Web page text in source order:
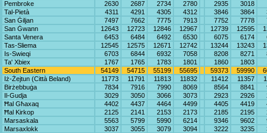
Pembroke
2630 2687 2734 2780 2935
3018
Tal-Pietà
4311 4291 4305 4312 3846 3864
San Ġiljan
7497 7662 7775 7913 7752 7778
San Ġwann
12643 12723 12846 12967 12739 12595
Santa Venera
6453 6484 6492 6530 6075 6174
Tas-Sliema
12545 12575 12671 12742 13244 13243
Is-Swieqi
6703 6844 6932 7058 8208 8271
Ta' Xbiex
1767 1765 1783 1801 1860 1803
South Eastern
54149 54715 55199 55695 59373 59990
Iż-Żejtun (Città Beland)
11773 11791 11813 11832 11412 11357
Birżebbuġa
7834 7916 7990 8069 8564 8841
Il-Gudja
3029 3050 3066 3073 2923 2926
Ħal Għaxaq
4402 4437 4464 4499 4405 4419
Ħal Kirkop
2125 2141 2153 2173 2185 2195
Marsaskala
5563 5799 5990 6214 9346 9602
Marsaxlokk
3037 3055 3079 3094 3222 3235